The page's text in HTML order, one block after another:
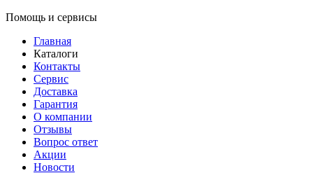
Помощь и сервисы
Главная
Каталоги
Контакты
Сервис
Доставка
Гарантия
О компании
Отзывы
Вопрос ответ
Акции
Новости